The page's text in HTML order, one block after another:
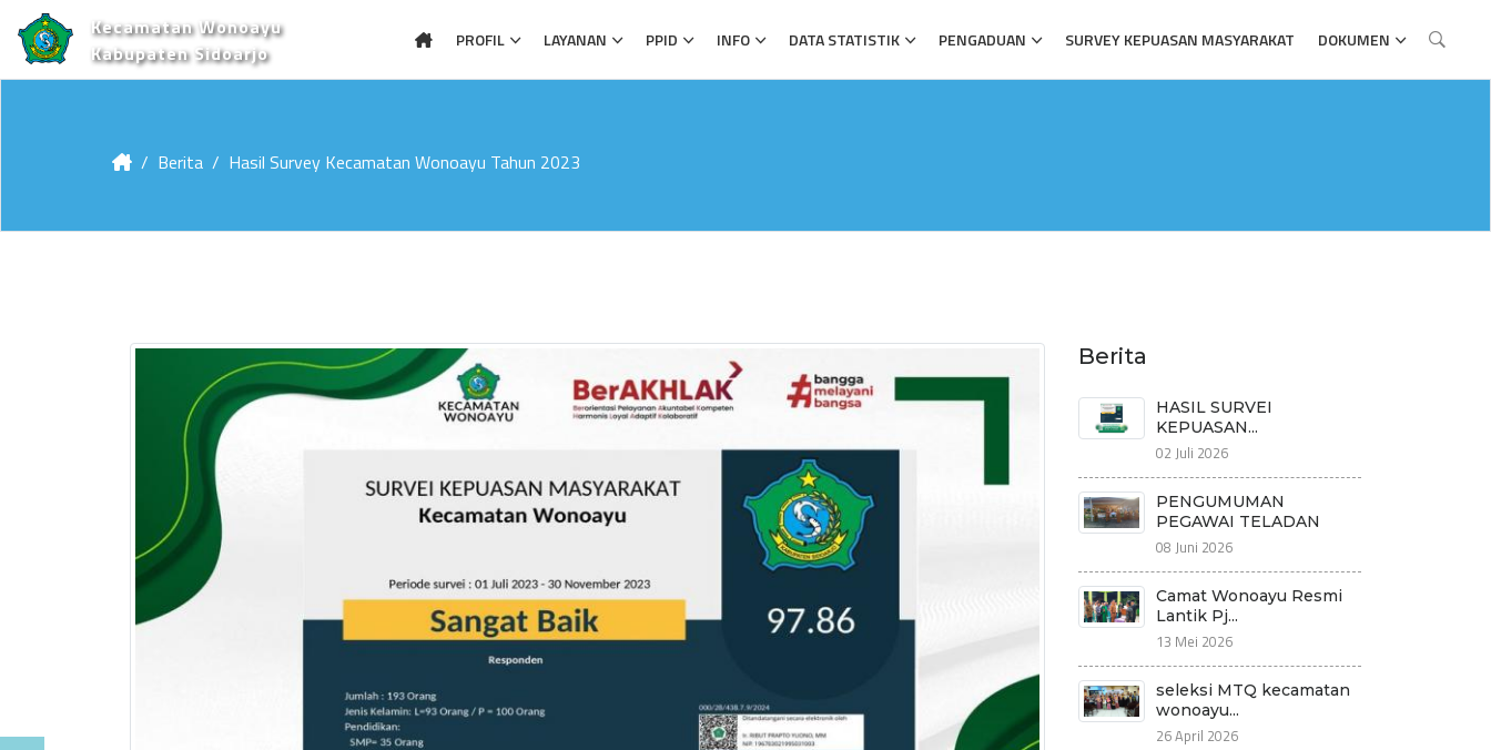
Kecamatan Wonoayu
Kabupaten Sidoarjo
PROFIL LAYANAN PPID INFO DATA STATISTIK PENGADUAN SURVEY KEPUASAN MASYARAKAT DOKUMEN
Berita Hasil Survey Kecamatan Wonoayu Tahun 2023
Berita
HASIL SURVEI
KEPUASAN...
02 Juli 2026
PENGUMUMAN
PEGAWAI TELADAN
08 Juni 2026
Camat Wonoayu Resmi
Lantik Pj...
13 Mei 2026
seleksi MTQ kecamatan
wonoayu...
26 April 2026